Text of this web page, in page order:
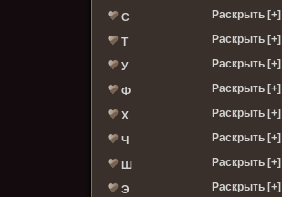
С Раскрыть [+]
Т Раскрыть [+]
У Раскрыть [+]
Ф Раскрыть [+]
Х Раскрыть [+]
Ч Раскрыть [+]
Ш Раскрыть [+]
Э Раскрыть [+]